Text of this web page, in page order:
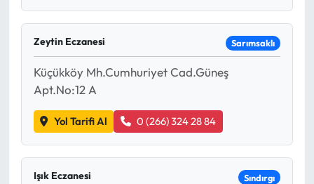
Zeytin Eczanesi Sarımsaklı
Küçükköy Mh.Cumhuriyet Cad.Güneş
Apt.No:12 A
Yol Tarifi Al 0 (266) 324 28 84
Işık Eczanesi Sındırgı